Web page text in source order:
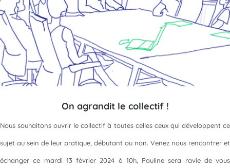
On agrandit le collectif !
Nous souhaitons ouvrir le collectif à toutes celles ceux qui développent ce
sujet au sein de leur pratique, débutant ou non. Venez nous rencontrer et
échanger ce mardi 13 février 2024 à 10h, Pauline sera ravie de vous